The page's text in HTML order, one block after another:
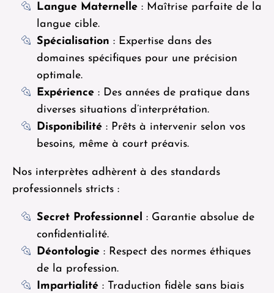
Langue Maternelle : Maîtrise parfaite de la
langue cible.
Spécialisation : Expertise dans des
domaines spécifiques pour une précision
optimale.
Expérience : Des années de pratique dans
diverses situations d’interprétation.
Disponibilité : Prêts à intervenir selon vos
besoins, même à court préavis.
Nos interprètes adhèrent à des standards
professionnels stricts :
Secret Professionnel : Garantie absolue de
confidentialité.
Déontologie : Respect des normes éthiques
de la profession.
Impartialité : Traduction fidèle sans biais